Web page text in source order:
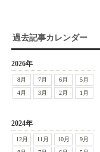
過去記事カレンダー
2026年
8月 7月 6月
5月
4月
3月 2月 1月
2024年
12月 11月 10月
9月